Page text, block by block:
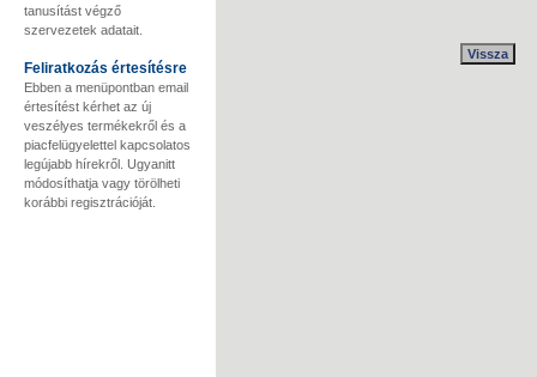
tanusítást végző
szervezetek adatait.
Feliratkozás értesítésre
Ebben a menüpontban email
értesítést kérhet az új
veszélyes termékekről és a
piacfelügyelettel kapcsolatos
legújabb hírekről. Ugyanitt
módosíthatja vagy törölheti
korábbi regisztrációját.